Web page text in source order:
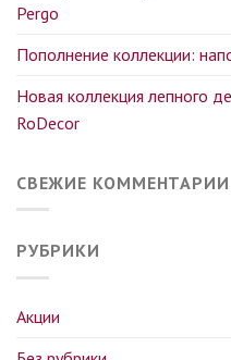
Pergo
Пополнение коллекции:
Новая коллекция
RoDecor
СВЕЖИЕ КОММЕНТАРИИ
РУБРИКИ
Акции